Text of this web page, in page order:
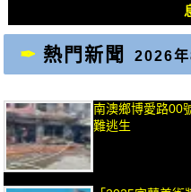
熱門新聞 2026年
南澳鄉博愛路00
難逃生